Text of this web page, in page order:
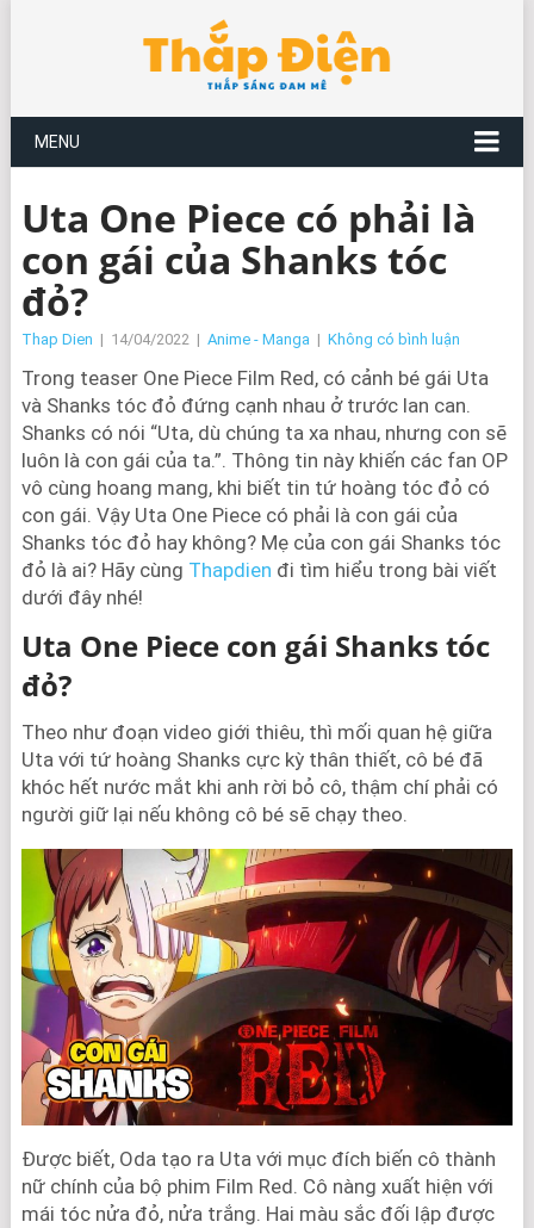
MENU
Uta One Piece có phải là
con gái của Shanks tóc
đỏ?
Thap Dien | 14/04/2022 | Anime - Manga | Không có bình luận
Trong teaser One Piece Film Red, có cảnh bé gái Uta
và Shanks tóc đỏ đứng cạnh nhau ở trước lan can.
Shanks có nói “Uta, dù chúng ta xa nhau, nhưng con sẽ
luôn là con gái của ta.”. Thông tin này khiến các fan OP
vô cùng hoang mang, khi biết tin tứ hoàng tóc đỏ có
con gái. Vậy Uta One Piece có phải là con gái của
Shanks tóc đỏ hay không? Mẹ của con gái Shanks tóc
đỏ là ai? Hãy cùng Thapdien đi tìm hiểu trong bài viết
dưới đây nhé!
Uta One Piece con gái Shanks tóc
đỏ?
Theo như đoạn video giới thiêu, thì mối quan hệ giữa
Uta với tứ hoàng Shanks cực kỳ thân thiết, cô bé đã
khóc hết nước mắt khi anh rời bỏ cô, thậm chí phải có
người giữ lại nếu không cô bé sẽ chạy theo.
Được biết, Oda tạo ra Uta với mục đích biến cô thành
nữ chính của bộ phim Film Red. Cô nàng xuất hiện với
mái tóc nửa đỏ, nửa trắng. Hai màu sắc đối lập được